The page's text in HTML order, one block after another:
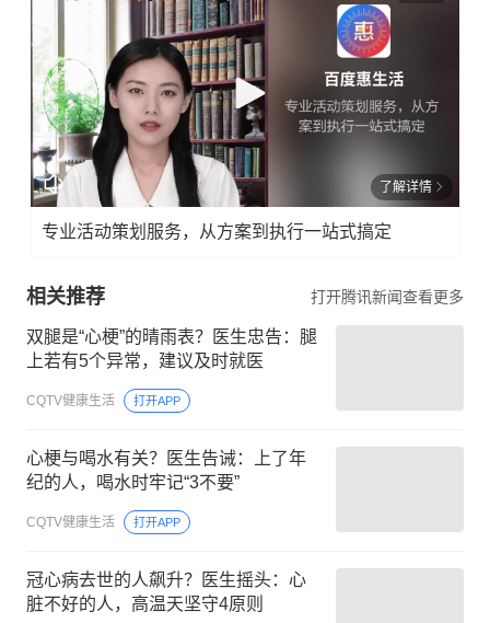
了解详情
专业活动策划服务，从方案到执行一站式搞定
相关推荐 打开腾讯新闻查看更多
双腿是“心梗”的晴雨表？医生忠告：腿
上若有5个异常，建议及时就医
CQTV健康生活 打开APP
心梗与喝水有关？医生告诫：上了年
纪的人，喝水时牢记“3不要”
CQTV健康生活 打开APP
冠心病去世的人飙升？医生摇头：心
脏不好的人，高温天坚守4原则